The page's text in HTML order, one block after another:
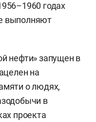
годах
выполняют
нефти» запущен в
на
о людях,
в
проекта